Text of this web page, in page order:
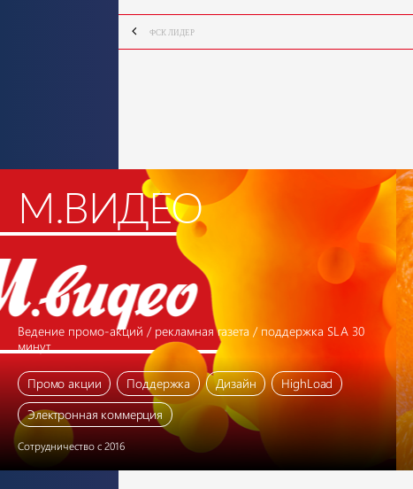
ФСК ЛИДЕР
М.ВИДЕО
Ведение промо-акций / рекламная газета / поддержка SLA 30
минут
Промо акции Поддержка Дизайн
HighLoad
Электронная коммерция
Сотрудничество с 2016